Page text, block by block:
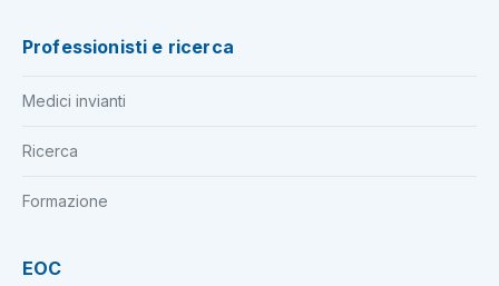
Professionisti e ricerca
Medici invianti
Ricerca
Formazione
EOC